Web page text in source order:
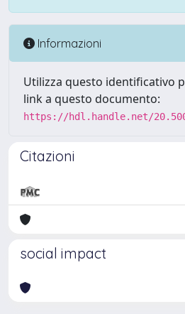
Informazioni
Utilizza questo identificativo
link a questo documento:
https://hdl.handle.net/
Citazioni
social impact